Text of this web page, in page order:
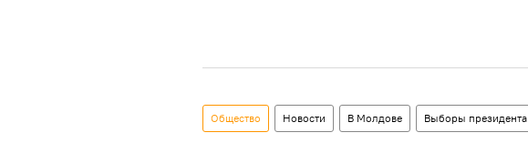
Общество Новости В Молдове Выборы президента